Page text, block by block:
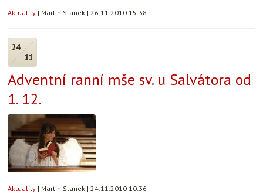
Aktuality | Martin Stanek | 26.11.2010 15:38
24
11
Adventní ranní mše sv. u Salvátora od
1. 12.
Aktuality | Martin Stanek | 24.11.2010 10:36